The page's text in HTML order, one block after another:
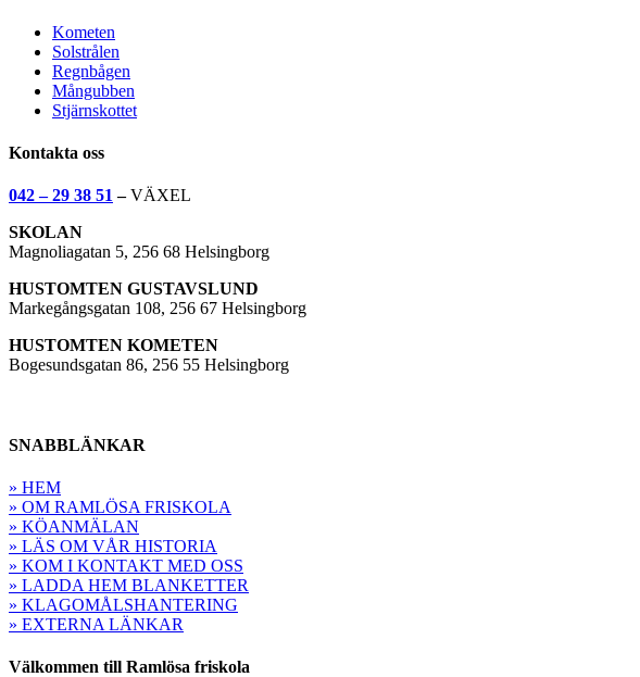
Kometen
Solstrålen
Regnbågen
Mångubben
Stjärnskottet
Kontakta oss
042 – 29 38 51–VÄXEL
SKOLAN
Magnoliagatan 5, 256 68 Helsingborg
HUSTOMTEN GUSTAVSLUND
Markegångsgatan 108, 256 67 Helsingborg
HUSTOMTEN KOMETEN
Bogesundsgatan 86, 256 55 Helsingborg
SNABBLÄNKAR
» HEM
» OM RAMLÖSA FRISKOLA
» KÖANMÄLAN
» LÄS OM VÅR HISTORIA
» KOM I KONTAKT MED OSS
» LADDA HEM BLANKETTER
» KLAGOMÅLSHANTERING
» EXTERNA LÄNKAR
Välkommen till Ramlösa friskola